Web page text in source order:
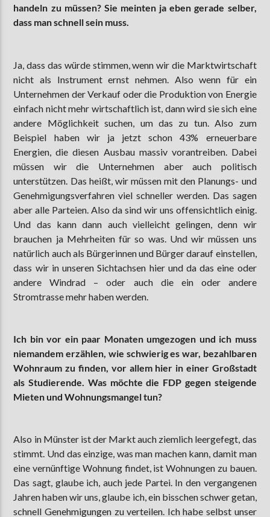
handeln zu müssen? Sie meinten ja eben gerade selber,
dass man schnell sein muss.
Ja, dass das würde stimmen, wenn wir die Marktwirtschaft
nicht als Instrument ernst nehmen. Also wenn für ein
Unternehmen der Verkauf oder die Produktion von Energie
einfach nicht mehr wirtschaftlich ist, dann wird sie sich eine
andere Möglichkeit suchen, um das zu tun. Also zum
Beispiel haben wir ja jetzt schon 43% erneuerbare
Energien, die diesen Ausbau massiv vorantreiben. Dabei
müssen wir die Unternehmen aber auch politisch
unterstützen. Das heißt, wir müssen mit den Planungs- und
Genehmigungsverfahren viel schneller werden. Das sagen
aber alle Parteien. Also da sind wir uns offensichtlich einig.
Und das kann dann auch vielleicht gelingen, denn wir
brauchen ja Mehrheiten für so was. Und wir müssen uns
natürlich auch als Bürgerinnen und Bürger darauf einstellen,
dass wir in unseren Sichtachsen hier und da das eine oder
andere Windrad – oder auch die ein oder andere
Stromtrasse mehr haben werden.
Ich bin vor ein paar Monaten umgezogen und ich muss
niemandem erzählen, wie schwierig es war, bezahlbaren
Wohnraum zu finden, vor allem hier in einer Großstadt
als Studierende. Was möchte die FDP gegen steigende
Mieten und Wohnungsmangel tun?
Also in Münster ist der Markt auch ziemlich leergefegt, das
stimmt. Und das einzige, was man machen kann, damit man
eine vernünftige Wohnung findet, ist Wohnungen zu bauen.
Das sagt, glaube ich, auch jede Partei. In den vergangenen
Jahren haben wir uns, glaube ich, ein bisschen schwer getan,
schnell Genehmigungen zu verteilen. Ich habe selbst unser